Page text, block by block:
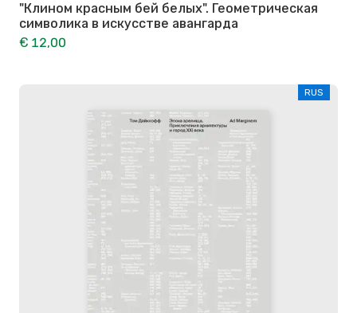
"Клином красным бей белых". Геометрическая
символика в искусстве авангарда
€ 12,00
RUS